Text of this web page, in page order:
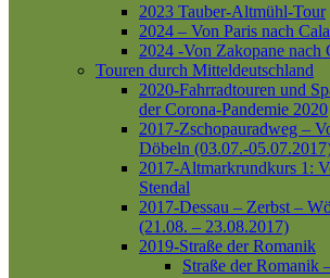
2023 Tauber-Altmühl-Tour
2024 – Von Paris nach
2024 -Von Zakopane nach
Touren durch Mitteldeutschland
2020-Fahrradtouren und
der Corona-Pandemie 2020
2017-Zschopauradweg –
Döbeln (03.07.-
2017-Altmarkrundkurs 1:
Stendal
2017-Dessau – Zerbst –
(21.08. – 23.08.2017)
2019-Straße der Romanik
Straße der Romanik